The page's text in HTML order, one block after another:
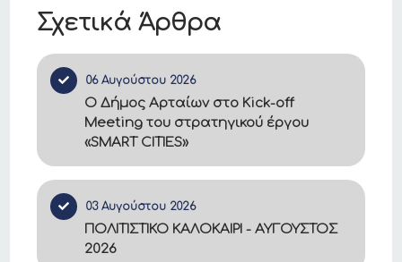
Σχετικά Άρθρα
06 Αυγούστου 2026
Ο Δήμος Αρταίων στο Kick-off
Meeting του στρατηγικού έργου
«SMART CITIES»
03 Αυγούστου 2026
ΠΟΛΙΤΙΣΤΙΚΟ ΚΑΛΟΚΑΙΡΙ - ΑΥΓΟΥΣΤΟΣ
2026